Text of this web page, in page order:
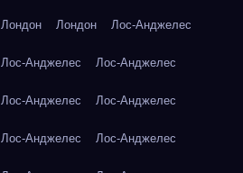
Лондон Лондон Лос-Анджелес
Лос-Анджелес Лос-Анджелес
Лос-Анджелес Лос-Анджелес
Лос-Анджелес Лос-Анджелес